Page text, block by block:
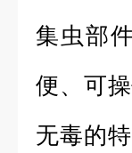
集虫部
便、可
无毒的